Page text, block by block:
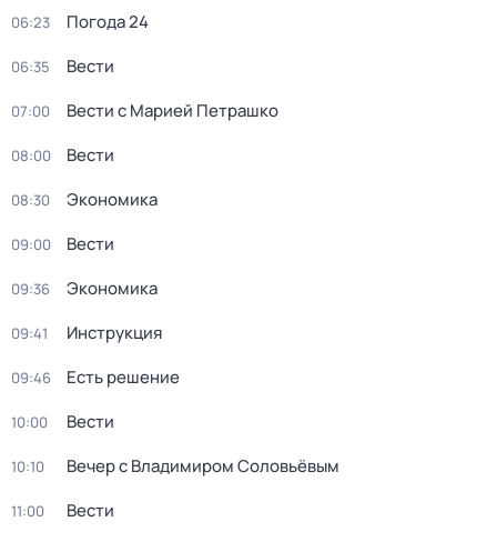
06:23 Погода 24
06:35 Вести
07:00 Вести с Марией Петрашко
08:00 Вести
08:30 Экономика
09:00 Вести
09:36 Экономика
09:41 Инструкция
09:46 Есть решение
10:00 Вести
10:10 Вечер с Владимиром Соловьёвым
11:00 Вести